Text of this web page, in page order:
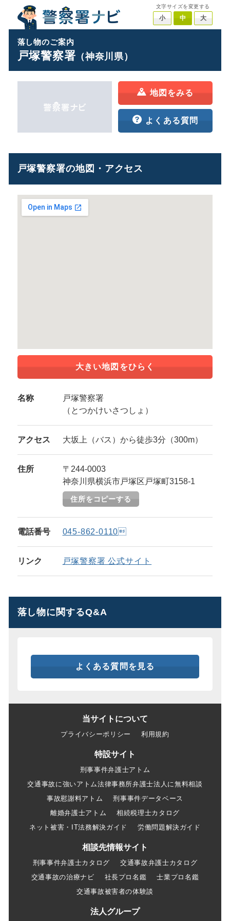
文字サイズを変更する
小 中 大
落し物のご案内
戸塚警察署（神奈川県）
地図をみる
よくある質問
戸塚警察署の地図・アクセス
大きい地図をひらく
名称
戸塚警察署
（とつかけいさつしょ）
アクセス 大坂上（バス）から徒歩3分（300m）
住所
〒244-0003
神奈川県横浜市戸塚区戸塚町3158-1
住所をコピーする
電話番号 045-862-0110
リンク 戸塚警察署 公式サイト
落し物に関するQ&A
よくある質問を見る
当サイトについて
プライバシーポリシー 利用規約
特設サイト
刑事事件弁護士アトム
交通事故に強いアトム法律事務所弁護士法人に無料相談
事故慰謝料アトム
刑事事件データベース
離婚弁護士アトム
相続税理士カタログ
ネット被害・IT法務解決ガイド
労働問題解決ガイド
相談先情報サイト
刑事事件弁護士カタログ
交通事故弁護士カタログ
交通事故の治療ナビ
社長プロ名鑑
士業プロ名鑑
交通事故被害者の体験談
法人グループ